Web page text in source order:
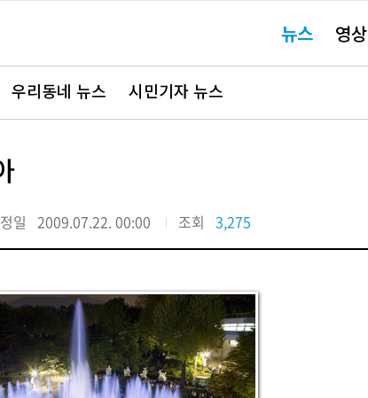
요뉴스 영상
우리동네 뉴스 시민기자 뉴스
일 2009.07.22. 00:00 조회 3,275